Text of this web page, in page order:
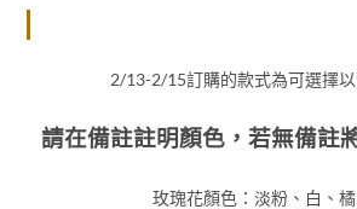
2/13-2/15訂購的款式為可選擇
請在備註註明顏色，若無備註
玫瑰花顏色：淡粉、白、